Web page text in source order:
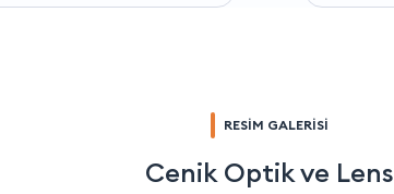
RESİM GALERİSİ
Cenik Optik ve Lens